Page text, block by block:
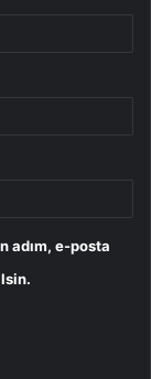
adım, e-posta